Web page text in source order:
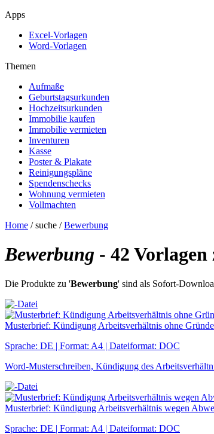
Apps
Excel-Vorlagen
Word-Vorlagen
Themen
Aufmaße
Geburtstagsurkunden
Hochzeitsurkunden
Immobilie kaufen
Immobilie vermieten
Inventuren
Kasse
Poster & Plakate
Reinigungspläne
Spendenschecks
Wohnung vermieten
Vollmachten
Home / suche /Bewerbung
Bewerbung - 42
Die Produkte zu 'Bewerbung' sind als Sofort-
Musterbrief: Kündigung Arbeitsverhältnis ohne Gründe
Sprache: DE | Format: A4 | Dateiformat: DOC
Word-Musterschreiben, Kündigung des
Musterbrief: Kündigung Arbeitsverhältnis wegen
Sprache: DE | Format: A4 | Dateiformat: DOC